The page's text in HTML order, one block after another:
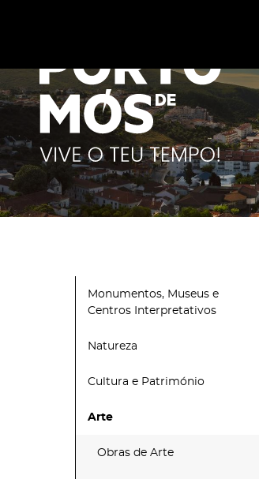
Monumentos, Museus e
Centros Interpretativos
Natureza
Cultura e Património
Arte
Obras de Arte